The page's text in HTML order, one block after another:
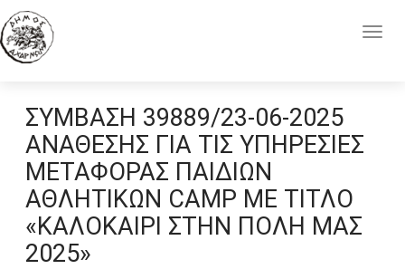
ΣΥΜΒΑΣΗ 39889/23-06-2025
ΑΝΑΘΕΣΗΣ ΓΙΑ ΤΙΣ ΥΠΗΡΕΣΙΕΣ
ΜΕΤΑΦΟΡΑΣ ΠΑΙΔΙΩΝ
ΑΘΛΗΤΙΚΩΝ CAMP ΜΕ ΤΙΤΛΟ
«ΚΑΛΟΚΑΙΡΙ ΣΤΗΝ ΠΟΛΗ ΜΑΣ
2025»